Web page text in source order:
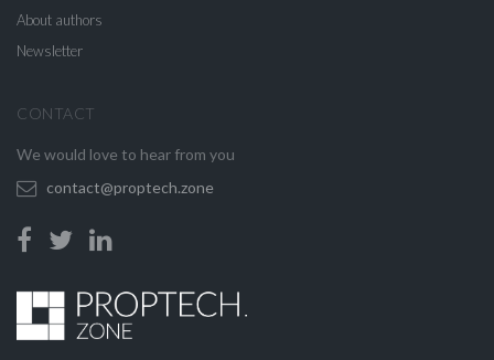
About authors
Newsletter
CONTACT
We would love to hear from you
contact@proptech.zone